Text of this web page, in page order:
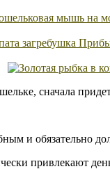
сначала
и обязательно
привлекают